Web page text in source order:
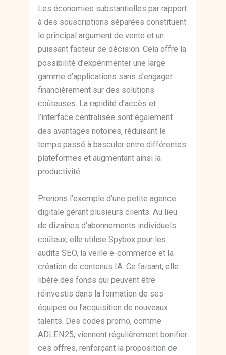
Les économies substantielles par rapport
à des souscriptions séparées constituent
le principal argument de vente et un
puissant facteur de décision. Cela offre la
possibilité d’expérimenter une large
gamme d’applications sans s’engager
financièrement sur des solutions
coûteuses. La rapidité d’accès et
l’interface centralisée sont également
des avantages notoires, réduisant le
temps passé à basculer entre différentes
plateformes et augmentant ainsi la
productivité.
Prenons l’exemple d’une petite agence
digitale gérant plusieurs clients. Au lieu
de dizaines d’abonnements individuels
coûteux, elle utilise Spybox pour les
audits SEO, la veille e-commerce et la
création de contenus IA. Ce faisant, elle
libère des fonds qui peuvent être
réinvestis dans la formation de ses
équipes ou l’acquisition de nouveaux
talents. Des codes promo, comme
ADLEN25, viennent régulièrement bonifier
ces offres, renforçant la proposition de